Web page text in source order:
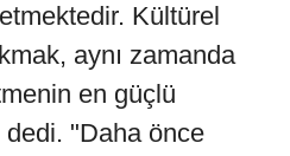
Kültürel
aynı zamanda
en güçlü
dedi. "Daha önce